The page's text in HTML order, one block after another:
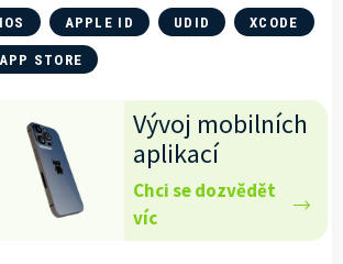
IOS APPLE ID UDID XCODE
APP STORE
Vývoj mobilních
aplikací
Chci se dozvědět
víc